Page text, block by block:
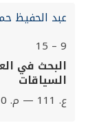
عبد الحفيظ
9 – 15
البحث في
السياقات
ع. 111 — م. 30 — 31/03/2026